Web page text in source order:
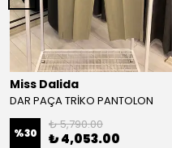
Miss Dalida
DAR PAÇA TRİKO PANTOLON
%30
₺ 5,790.00
₺ 4,053.00